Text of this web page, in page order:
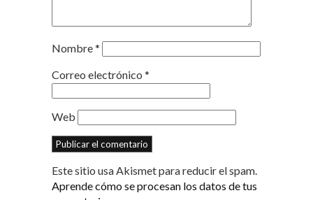
Nombre*
Correo electrónico *
Web
Este sitio usa Akismet para reducir el spam.
Aprende cómo se procesan los datos de tus